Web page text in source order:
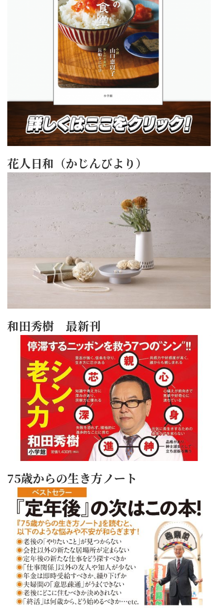
花人日和（かじんびより）
和田秀樹 最新刊
75歳からの生き方ノート